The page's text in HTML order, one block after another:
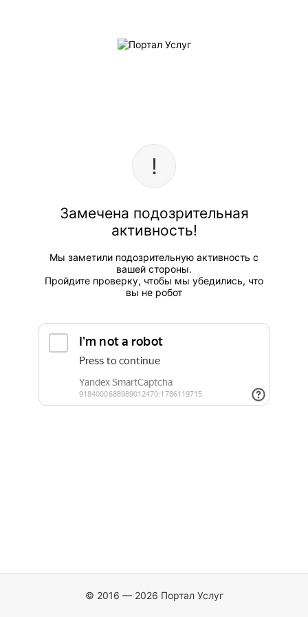
Замечена подозрительная
активность!
Мы заметили подозрительную активность с
вашей стороны.
Пройдите проверку, чтобы мы убедились, что
вы не робот
© 2016 — 2026 Портал Услуг